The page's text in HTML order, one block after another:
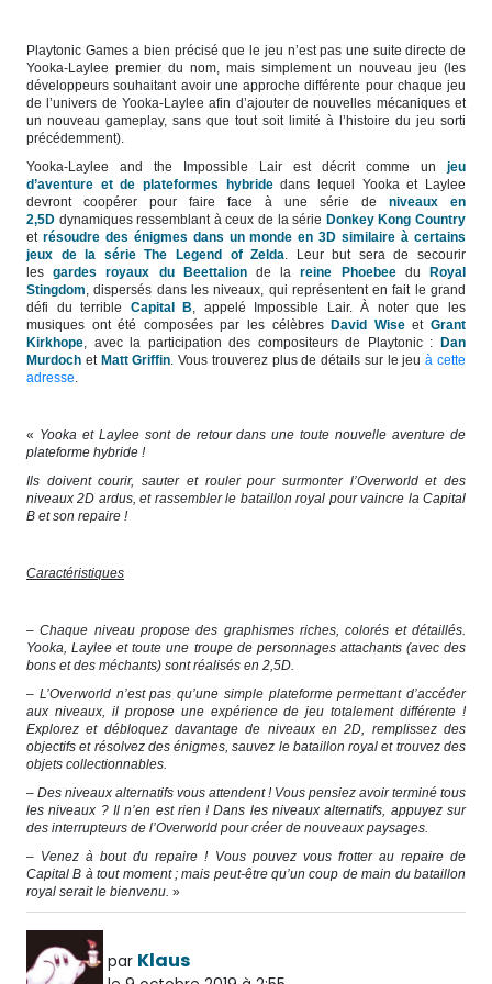
Playtonic Games a bien précisé que le jeu n’est pas une suite directe de
Yooka-Laylee premier du nom, mais simplement un nouveau jeu (les
développeurs souhaitant avoir une approche différente pour chaque jeu
de l’univers de Yooka-Laylee afin d’ajouter de nouvelles mécaniques et
un nouveau gameplay, sans que tout soit limité à l’histoire du jeu sorti
précédemment).
Yooka-Laylee and the Impossible Lair est décrit comme un jeu
d’aventure et de plateformes hybridedans lequel Yooka et Laylee
devront coopérer pour faire face à une série de niveaux en
2,5D dynamiques ressemblant à ceux de la série Donkey Kong Country
etrésoudre des énigmes dans un monde en 3D similaire à certains
jeux de la série The Legend of Zelda . Leur but sera de secourir
lesgardes royaux du Beettalionde la reine Phoebeedu Royal
Stingdom , dispersés dans les niveaux, qui représentent en fait le grand
défi du terrible Capital B , appelé Impossible Lair. À noter que les
musiques ont été composées par les célèbresDavid WiseetGrant
Kirkhope , avec la participation des compositeurs de Playtonic : Dan
Murdoch et Matt Griffin . Vous trouverez plus de détails sur le jeuà cette
adresse
« Yooka et Laylee sont de retour dans une toute nouvelle aventure de
plateforme hybride !
Ils doivent courir, sauter et rouler pour surmonter l’Overworld et des
niveaux 2D ardus, et rassembler le bataillon royal pour vaincre la Capital
B et son repaire !
Caractéristiques
– Chaque niveau propose des graphismes riches, colorés et détaillés.
Yooka, Laylee et toute une troupe de personnages attachants (avec des
bons et des méchants) sont réalisés en 2,5D.
– L’Overworld n’est pas qu’une simple plateforme permettant d’accéder
aux niveaux, il propose une expérience de jeu totalement différente !
Explorez et débloquez davantage de niveaux en 2D, remplissez des
objectifs et résolvez des énigmes, sauvez le bataillon royal et trouvez des
objets collectionnables.
– Des niveaux alternatifs vous attendent ! Vous pensiez avoir terminé tous
les niveaux ? Il n’en est rien ! Dans les niveaux alternatifs, appuyez sur
des interrupteurs de l’Overworld pour créer de nouveaux paysages.
– Venez à bout du repaire ! Vous pouvez vous frotter au repaire de
Capital B à tout moment ; mais peut-être qu’un coup de main du bataillon
royal serait le bienvenu. »
par Klaus